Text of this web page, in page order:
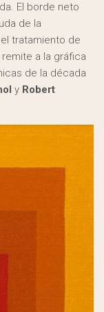
El borde neto
de la
tratamiento de
a la gráfica
de la década
y Robert